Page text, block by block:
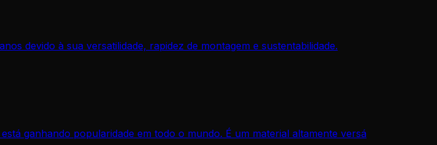
devido à sua versatilidade, rapidez de montagem e sustentabilidade.
ganhando popularidade em todo o mundo. É um material altamente versá